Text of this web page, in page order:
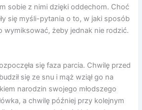
sobie z nimi dzięki oddechom. Choć
się myśli-pytania o to, w jaki sposób
wymiksować, żeby jednak nie rodzić.
się faza parcia. Chwilę przed
się ze snu i mąż wziął go na
narodzin swojego młodszego
a chwilę później przy kolejnym